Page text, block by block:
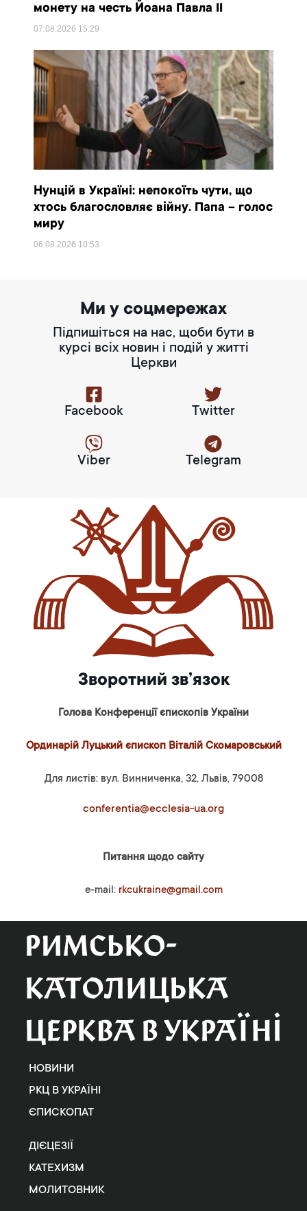
монету на честь Йоана Павла II
07.08.2026 15:29
Нунцій в Україні: непокоїть чути, що
хтось благословляє війну. Папа – голос
миру
06.08.2026 10:53
Ми у соцмережах
Підпишіться на нас, щоби бути в
курсі всіх новин і подій у житті
Церкви
Facebook Twitter
Viber Telegram
Зворотний зв’язок
Голова Конференції єпископів України
Ординарій Луцький єпископ Віталій Скомаровський
Для листів: вул. Винниченка, 32, Львів, 79008
conferentia@ecclesia-ua.org
Питання щодо сайту
e-mail: rkcukraine@gmail.com
НОВИНИ
РКЦ В УКРАЇНІ
ЄПИСКОПАТ
ДІЄЦЕЗІЇ
КАТЕХИЗМ
МОЛИТОВНИК